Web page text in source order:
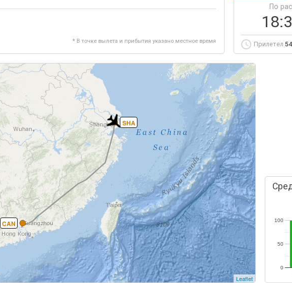
* В точке вылета и прибытия указано местное время
По
Прилетел
CAN
SHA
Leaflet
0
50
100